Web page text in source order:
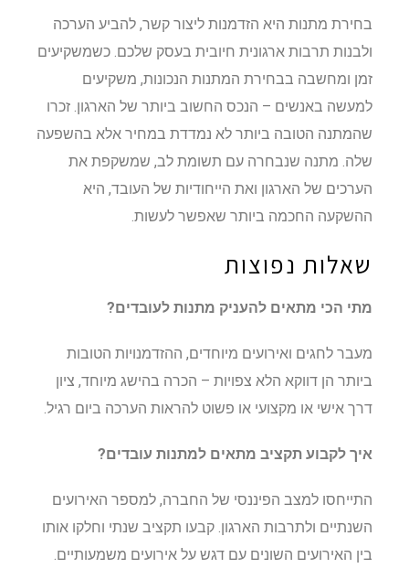
בחירת מתנות היא הזדמנות ליצור קשר, להביע הערכה
ולבנות תרבות ארגונית חיובית בעסק שלכם. כשמשקיעים
זמן ומחשבה בבחירת המתנות הנכונות, משקיעים
למעשה באנשים – הנכס החשוב ביותר של הארגון. זכרו
שהמתנה הטובה ביותר לא נמדדת במחיר אלא בהשפעה
שלה. מתנה שנבחרה עם תשומת לב, שמשקפת את
הערכים של הארגון ואת הייחודיות של העובד, היא
ההשקעה החכמה ביותר שאפשר לעשות.
שאלות נפוצות
מתי הכי מתאים להעניק מתנות לעובדים?
מעבר לחגים ואירועים מיוחדים, ההזדמנויות הטובות
ביותר הן דווקא הלא צפויות – הכרה בהישג מיוחד, ציון
דרך אישי או מקצועי או פשוט להראות הערכה ביום רגיל.
איך לקבוע תקציב מתאים למתנות עובדים?
התייחסו למצב הפיננסי של החברה, למספר האירועים
השנתיים ולתרבות הארגון. קבעו תקציב שנתי וחלקו אותו
בין האירועים השונים עם דגש על אירועים משמעותיים.